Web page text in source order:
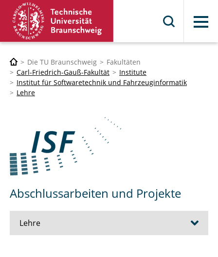
Menü
Die TU Braunschweig
Fakultäten
Carl-Friedrich-Gauß-Fakultät
Institute
Institut für Softwaretechnik und Fahrzeuginformatik
Lehre
Abschlussarbeiten und Projekte
Lehre